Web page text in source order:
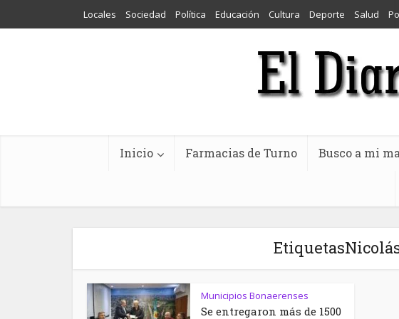
Locales Sociedad Política Educación Cultura Deporte Salud
Inicio Farmacias de Turno Busco a mi
Municipios Bonaerenses
Se entregaron más de 1500